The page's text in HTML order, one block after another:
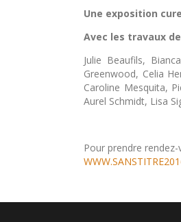
Une exposition
Avec les travaux
Julie Beaufils,
Greenwood, Celia
Caroline Mesquita,
Aurel Schmidt, Lisa
Pour prendre